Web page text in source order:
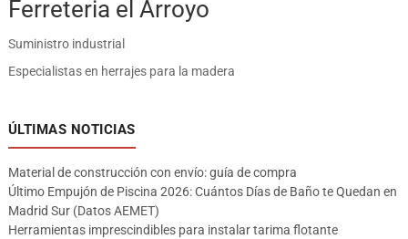
Ferreteria el Arroyo
Suministro industrial
Especialistas en herrajes para la madera
ÚLTIMAS NOTICIAS
Material de construcción con envío: guía de compra
Último Empujón de Piscina 2026: Cuántos Días de Baño te Quedan en
Madrid Sur (Datos AEMET)
Herramientas imprescindibles para instalar tarima flotante